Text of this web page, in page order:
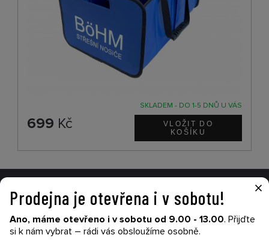
SKLADEM - DO 1-5 DNŮ U VÁS
699 Kč
VŠE O NÁKUPU
Garance nákupu
Obchodní podmínky
×
Prodejna je otevřena i v sobotu!
Ano, máme otevřeno i v sobotu od 9.00 - 13.00. Přijďte
si k nám vybrat – rádi vás obsloužíme osobně.